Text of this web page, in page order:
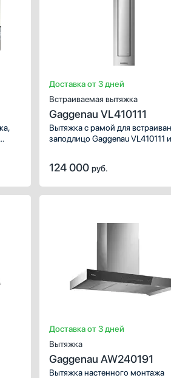
Доставка от 3 дней
Встраиваемая вытяжка
Gaggenau VL410111
Вытяжка с рамой для
заподлицо Gaggenau VL410111
124 000 руб.
Доставка от 3 дней
Вытяжка
Gaggenau AW240191
Вытяжка настенного монтажа